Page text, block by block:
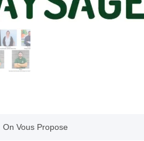
On Vous Propose